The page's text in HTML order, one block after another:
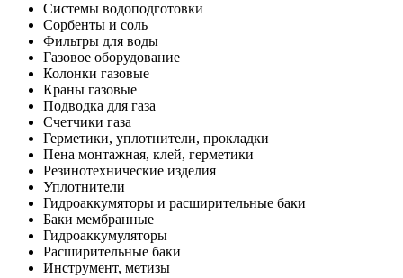
Системы водоподготовки
Сорбенты и соль
Фильтры для воды
Газовое оборудование
Колонки газовые
Краны газовые
Подводка для газа
Счетчики газа
Герметики, уплотнители, прокладки
Пена монтажная, клей, герметики
Резинотехнические изделия
Уплотнители
Гидроаккумяторы и расширительные баки
Баки мембранные
Гидроаккумуляторы
Расширительные баки
Инструмент, метизы